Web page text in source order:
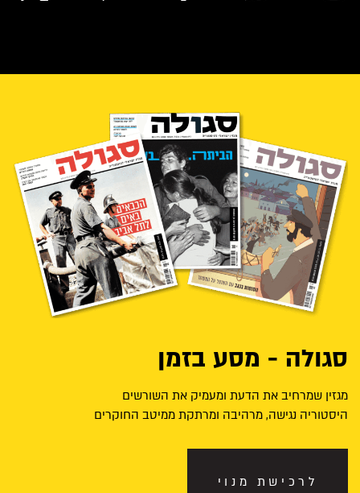
סגולה - מסע בזמן
מגזין שמרחיב את הדעת ומעמיק את השורשים
היסטוריה נגישה, מרהיבה ומרתקת ממיטב החוקרים
לרכישת מנוי